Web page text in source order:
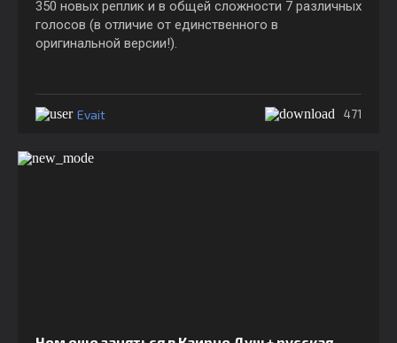
350 новых реплик и в общей сложности 7 различных
голосов (в отличие от единственного в
оригинальной версии!).
Evait 471